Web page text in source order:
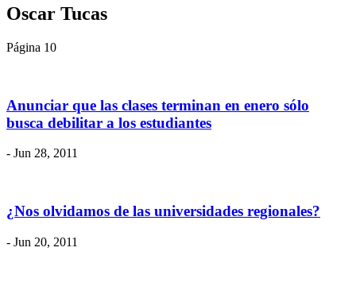
Oscar Tucas
Página 10
Anunciar que las clases terminan en enero sólo
busca debilitar a los estudiantes
- Jun 28, 2011
¿Nos olvidamos de las universidades regionales?
- Jun 20, 2011